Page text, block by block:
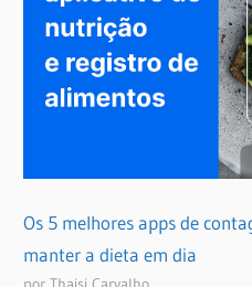
Os 5 melhores apps de
manter a dieta em dia